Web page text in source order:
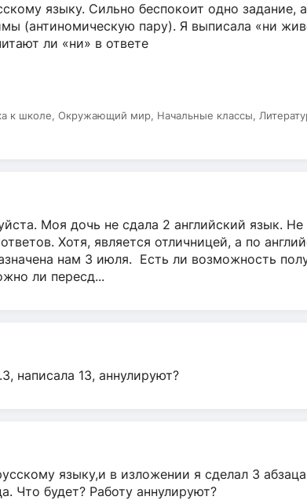
языку. Сильно беспокоит одно задание,
(антиномическую пару). Я выписала «ни
ли «ни» в ответе
к школе, Окружающий мир, Начальные классы,
Моя дочь не сдала 2 английский язык. Не
Хотя, является отличницей, а по
нам 3 июля. Есть ли возможность
ли пересд...
написала 13, аннулируют?
языку,и в изложении я сделал 3
Что будет? Работу аннулируют?